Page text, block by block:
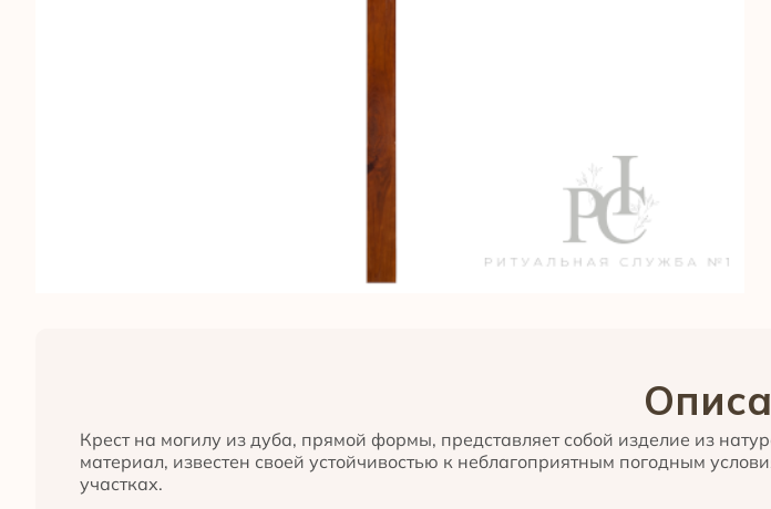
Крест на могилу из дуба, прямой формы, представляет собой изделие из
материал, известен своей устойчивостью к неблагоприятным погодным
участках.